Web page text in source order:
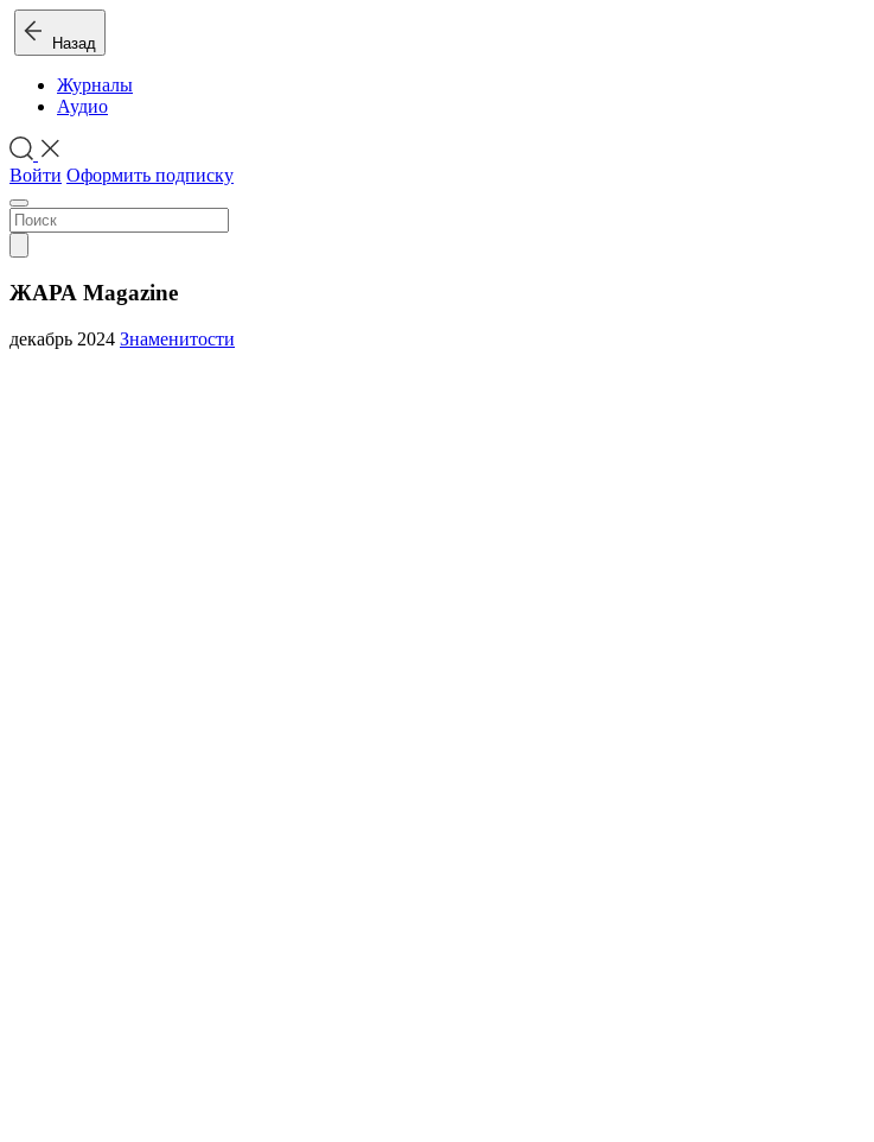
Назад
Журналы
Аудио
Войти Оформить подписку
ЖАРА Magazine
декабрь 2024 Знаменитости